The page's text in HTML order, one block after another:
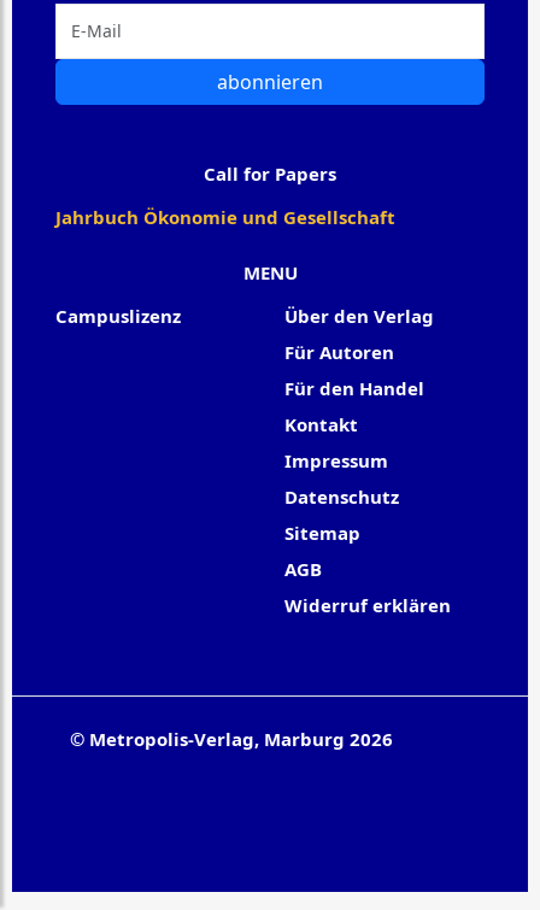
MENU
Campuslizenz
Über den Verlag
Für Autoren
Für den Handel
Kontakt
Impressum
Datenschutz
Sitemap
AGB
Widerruf erklären
abonnieren
Call for Papers
Jahrbuch Ökonomie und Gesellschaft
© Metropolis-Verlag, Marburg 2026